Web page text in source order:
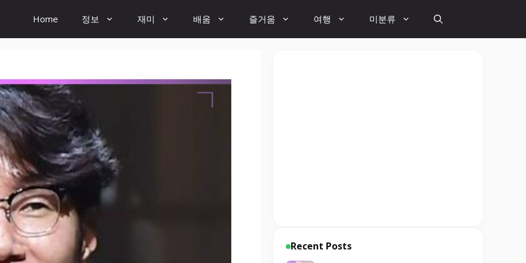
Home 정보 재미 배움 즐거움 여행 미분류
Recent Posts